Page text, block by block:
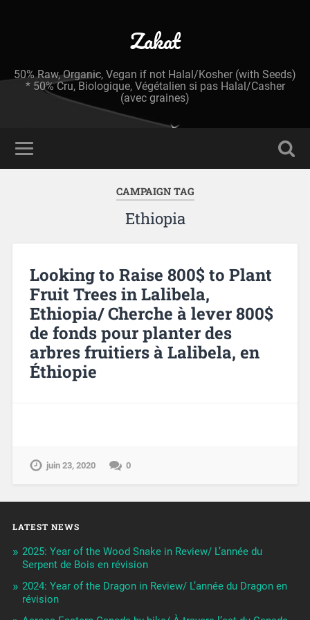
Zakat
50% Raw, Organic, Vegan if not Halal/Kosher (with Seeds)
* 50% Cru, Biologique, Végétalien si pas Halal/Casher
(avec graines)
CAMPAIGN TAG
Ethiopia
Looking to Raise 800$ to Plant
Fruit Trees in Lalibela,
Ethiopia/ Cherche à lever 800$
de fonds pour planter des
arbres fruitiers à Lalibela, en
Éthiopie
juin 23, 2020 0
LATEST NEWS
2025: Year of the Wood Snake in Review/ L’année du
Serpent de Bois en révision
2024: Year of the Dragon in Review/ L’année du Dragon en
révision